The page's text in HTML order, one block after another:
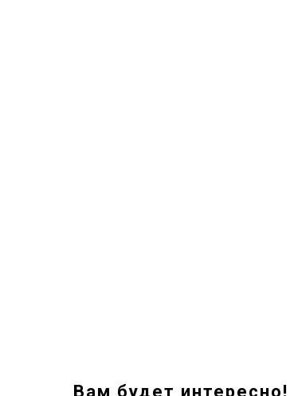
Вам будет интересно!